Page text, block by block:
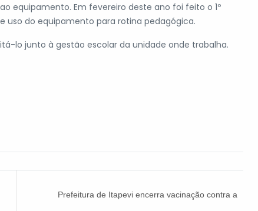
equipamento. Em fevereiro deste ano foi feito o 1º
uso do equipamento para rotina pedagógica.
lo junto à gestão escolar da unidade onde trabalha.
Prefeitura de Itapevi encerra vacinação contra a